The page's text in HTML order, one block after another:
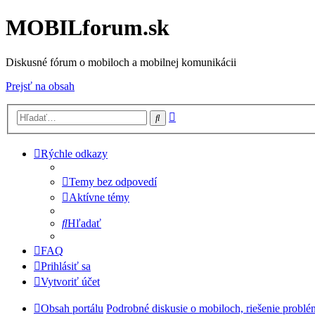
MOBILforum.sk
Diskusné fórum o mobiloch a mobilnej komunikácii
Prejsť na obsah
Hľadať
Rýchle odkazy
Temy bez odpovedí
Aktívne témy
Hľadať
FAQ
Prihlásiť sa
Vytvoriť účet
Obsah portálu Podrobné diskusie o mobiloch, riešenie